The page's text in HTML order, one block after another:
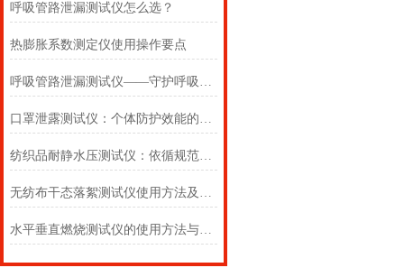
呼吸管路泄漏测试仪怎么选？
热膨胀系数测定仪使用操作要点
呼吸管路泄漏测试仪——守护呼吸类医疗器械安全的精密检测方案
口罩泄露测试仪：个体防护效能的科学评估仪器
纺织品耐静水压测试仪：依循规范，精准测防渗
无纺布干态落絮测试仪使用方法及注意事项详解
水平垂直燃烧测试仪的使用方法与注意事项